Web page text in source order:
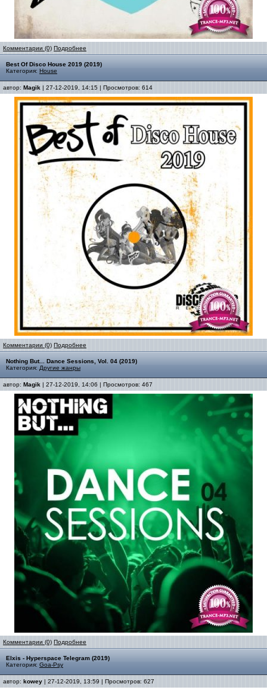
Комментарии (0) Подробнее
Best Of Disco House 2019 (2019)
Категория: House
автор: Magik | 27-12-2019, 14:15 | Просмотров: 614
Комментарии (0) Подробнее
Nothing But... Dance Sessions, Vol. 04 (2019)
Категория: Другие жанры
автор: Magik | 27-12-2019, 14:06 | Просмотров: 467
Комментарии (0) Подробнее
Elxis - Hyperspace Telegram (2019)
Категория: Goa-Psy
автор: kowey | 27-12-2019, 13:59 | Просмотров: 627